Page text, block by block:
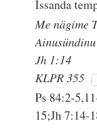
Issanda
Me nägime
Jh 1:14
KLPR 355
Ps 84:2-
15;Jh 7:14-